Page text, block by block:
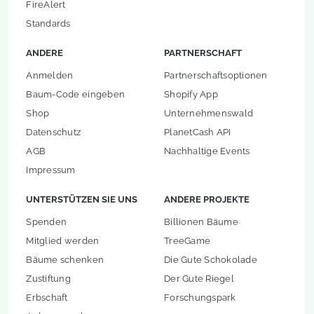
FireAlert
Standards
ANDERE
Anmelden
Baum-Code eingeben
Shop
Datenschutz
AGB
Impressum
PARTNERSCHAFT
Partnerschaftsoptionen
Shopify App
Unternehmenswald
PlanetCash API
Nachhaltige Events
UNTERSTÜTZEN SIE UNS
Spenden
Mitglied werden
Bäume schenken
Zustiftung
Erbschaft
ANDERE PROJEKTE
Billionen Bäume
TreeGame
Die Gute Schokolade
Der Gute Riegel
Forschungspark